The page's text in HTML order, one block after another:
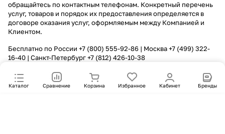
Каталог Сравнение Корзина Избранное Кабинет Бренды
обращайтесь по контактным телефонам. Конкретный перечень
услуг, товаров и порядок их предоставления определяется в
договоре оказания услуг, оформляемым между Компанией и
Клиентом.
Бесплатно по России +7 (800) 555-92-86 | Москва+7 (499) 322-
16-40 | Санкт-Петербург+7 (812) 426-10-38